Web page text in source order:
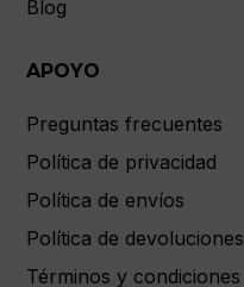
Blog
APOYO
Preguntas frecuentes
Política de privacidad
Política de envíos
Política de devoluciones
Términos y condiciones